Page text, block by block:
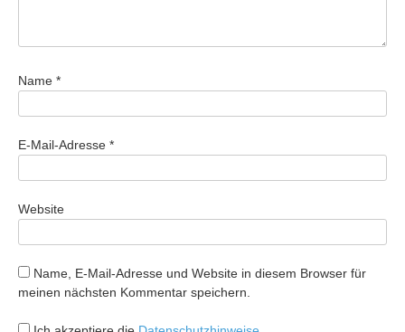
Name *
E-Mail-Adresse *
Website
Name, E-Mail-Adresse und Website in diesem Browser für
meinen nächsten Kommentar speichern.